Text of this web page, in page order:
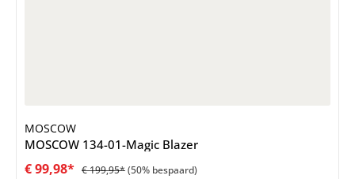
MOSCOW
MOSCOW 134-01-Magic Blazer
€ 99,98* € 199,95*(50% bespaard)